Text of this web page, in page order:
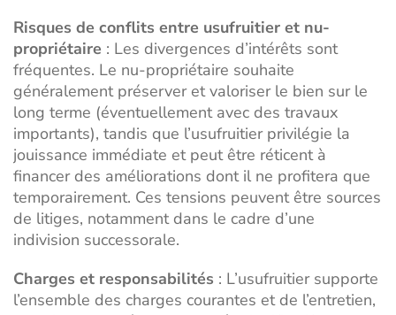
Risques de conflits entre usufruitier et nu-
propriétaire : Les divergences d’intérêts sont
fréquentes. Le nu-propriétaire souhaite
généralement préserver et valoriser le bien sur le
long terme (éventuellement avec des travaux
importants), tandis que l’usufruitier privilégie la
jouissance immédiate et peut être réticent à
financer des améliorations dont il ne profitera que
temporairement. Ces tensions peuvent être sources
de litiges, notamment dans le cadre d’une
indivision successorale.
Charges et responsabilités : L’usufruitier supporte
l’ensemble des charges courantes et de l’entretien,